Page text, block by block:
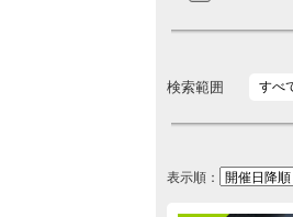
検索範囲
表示順：